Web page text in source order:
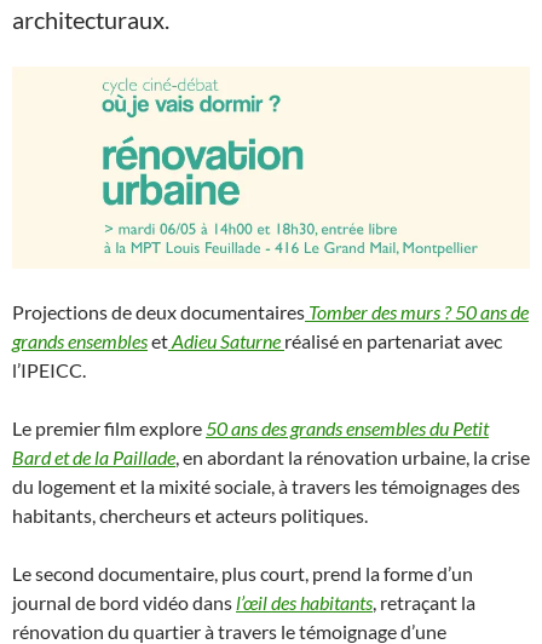
architecturaux.
Projectionsde deux documentaires Tomber des murs ? 50 ans de
grands ensemblesetAdieu Saturne réalisé en partenariat avec
l’IPEICC.
Le premier film explore 50 ans des grands ensembles du Petit
Bard et de la Paillade , en abordant la rénovation urbaine, la crise
du logement et la mixité sociale, à travers les témoignages des
habitants, chercheurs et acteurs politiques.
Le second documentaire, plus court, prend la forme d’un
journal de bord vidéo dans l’œil des habitants , retraçant la
rénovation du quartier à travers le témoignage d’une